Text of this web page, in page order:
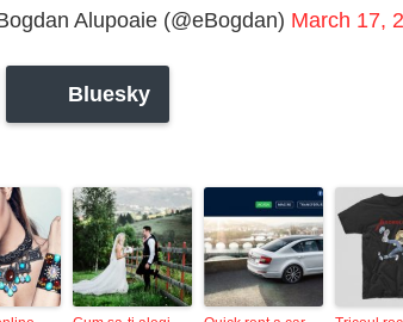
Alupoaie (@eBogdan) March 17,
Bluesky